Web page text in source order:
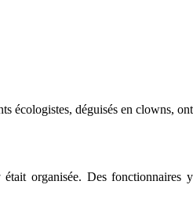
écologistes, déguisés en clowns, ont
organisée. Des fonctionnaires y